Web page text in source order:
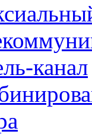
канал